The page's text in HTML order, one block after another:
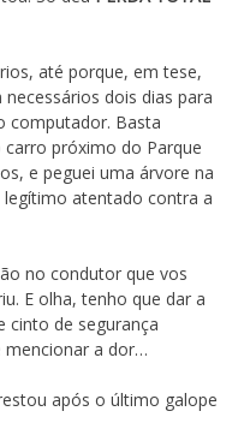
até porque, em tese,
dois dias para
computador. Basta
próximo do Parque
e peguei uma árvore na
atentado contra a
no condutor que vos
E olha, tenho que dar a
cinto de segurança
mencionar a dor…
após o último galope